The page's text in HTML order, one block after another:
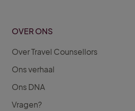
OVER ONS
Over Travel Counsellors
Ons verhaal
Ons DNA
Vragen?